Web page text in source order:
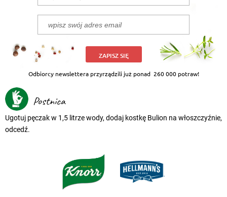
ZAPISZ SIĘ
Odbiorcy newslettera przyrządzili już ponad 260 000 potraw!
Postnica
Ugotuj pęczak w 1,5 litrze wody, dodaj kostkę Bulion na włoszczyźnie,
odcedź.